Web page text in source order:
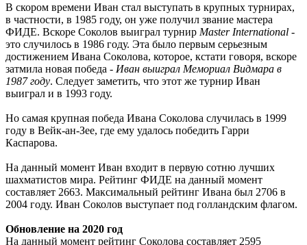
В скором времени Иван стал выступать в крупных турнирах,
в частности, в 1985 году, он уже получил звание мастера
ФИДЕ. Вскоре Соколов выиграл турнир Master International -
это случилось в 1986 году. Эта было первым серьезным
достижением Ивана Соколова, которое, кстати говоря, вскоре
затмила новая победа - Иван выиграл Мемориал Видмара в
1987 году. Следует заметить, что этот же турнир Иван
выиграл и в 1993 году.
Но самая крупная победа Ивана Соколова случилась в 1999
году в Вейк-ан-Зее, где ему удалось победить Гарри
Каспарова.
На данный момент Иван входит в первую сотню лучших
шахматистов мира. Рейтинг ФИДЕ на данный момент
составляет 2663. Максимальный рейтинг Ивана был 2706 в
2004 году. Иван Соколов выступает под голландским флагом.
Обновление на 2020 год
На данный момент рейтинг Соколова составляет 2595